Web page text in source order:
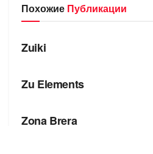
Похожие Публикации
БРЕНДЫ
Zuiki
Zu Elements
Zona Brera